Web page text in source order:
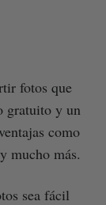
fotos que
gratuito y un
como
mucho más.
sea fácil